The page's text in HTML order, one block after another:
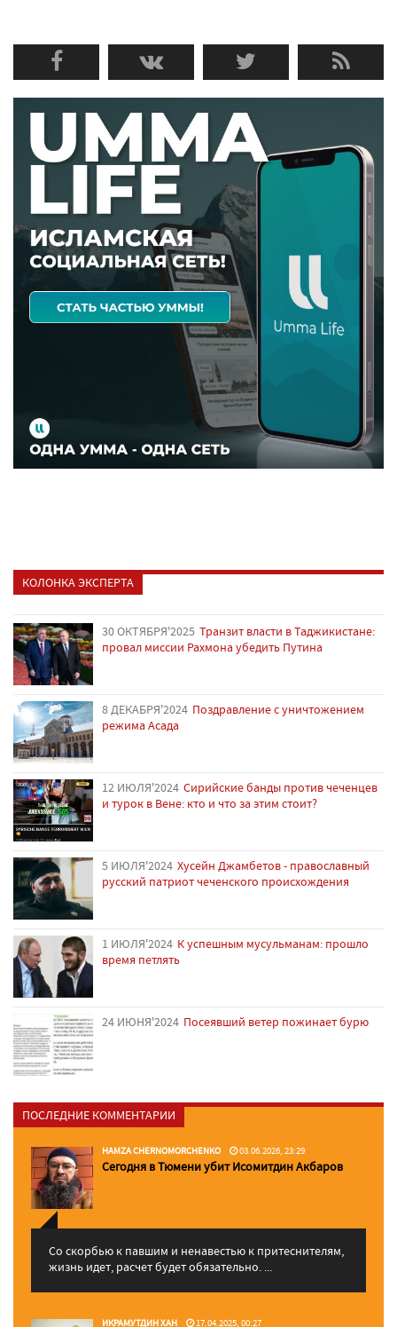
КОЛОНКА ЭКСПЕРТА
30 ОКТЯБРЯ'2025 Транзит власти в Таджикистане:
провал миссии Рахмона убедить Путина
8 ДЕКАБРЯ'2024 Поздравление с уничтожением
режима Асада
12 ИЮЛЯ'2024 Сирийские банды против чеченцев
и турок в Вене: кто и что за этим стоит?
5 ИЮЛЯ'2024 Хусейн Джамбетов - православный
русский патриот чеченского происхождения
1 ИЮЛЯ'2024 К успешным мусульманам: прошло
время петлять
24 ИЮНЯ'2024 Посеявший ветер пожинает бурю
ПОСЛЕДНИЕ КОММЕНТАРИИ
HAMZA CHERNOMORCHENKO 03.06.2026, 23:29
Сегодня в Тюмени убит Исомитдин Акбаров
Со скорбью к павшим и ненавестью к притеснителям,
жизнь идет, расчет будет обязательно. ...
ИКРАМУТДИН ХАН 17.04.2025, 00:27